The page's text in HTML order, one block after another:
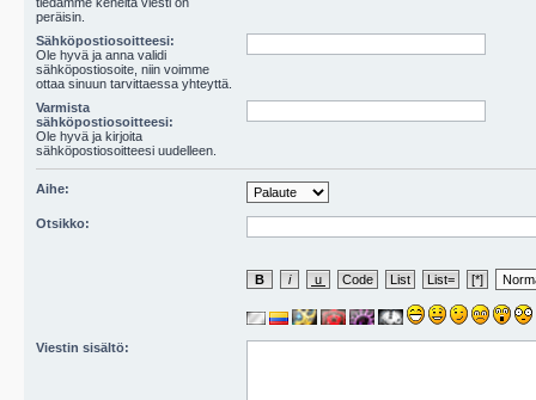
peräisin.
Sähköpostiosoitteesi:
Ole hyvä ja anna validi
sähköpostiosoite, niin voimme
ottaa sinuun tarvittaessa yhteyttä.
Varmista
sähköpostiosoitteesi:
Ole hyvä ja kirjoita
sähköpostiosoitteesi uudelleen.
Aihe:
Otsikko:
Viestin sisältö: